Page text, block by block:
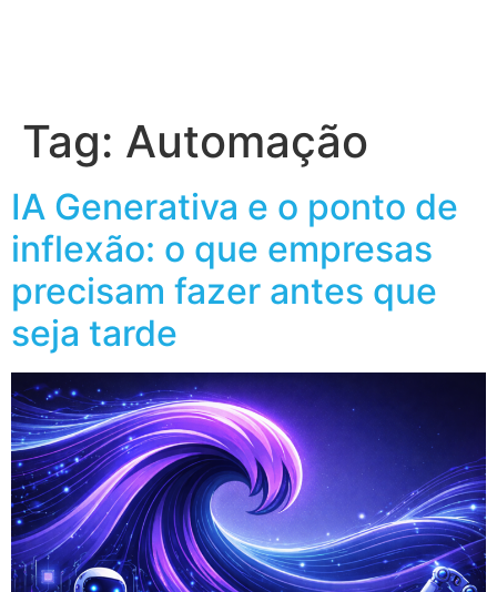
Tag: Automação
IA Generativa e o ponto de
inflexão: o que empresas
precisam fazer antes que
seja tarde